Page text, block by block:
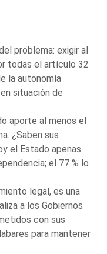
problema: exigir al
todas el artículo 32
la autonomía
situación de
aporte al menos el
¿Saben sus
el Estado apenas
el 77 % lo
legal, es una
a los Gobiernos
con sus
para mantener